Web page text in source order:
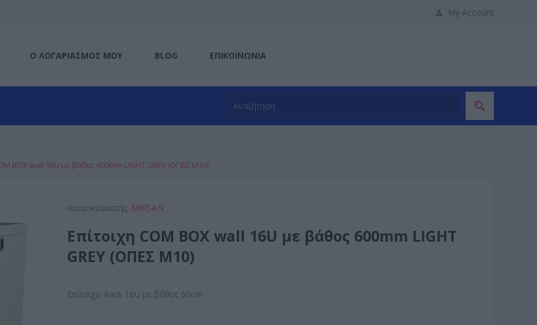
My Account
Ο ΛΟΓΑΡΙΑΣΜΌΣ ΜΟΥ BLOG ΕΠΙΚΟΙΝΩΝΊΑ
ΒΟΧ wall 16U με βάθος 600mm LIGHT GREY (ΟΠΕΣ Μ10)
Κατασκευαστής: MIRSAN
Επίτοιχη COM ΒΟΧ wall 16U με βάθος 600mm LIGHT
GREY (ΟΠΕΣ Μ10)
Επίτοιχο Rack 16U με βάθος 60cm